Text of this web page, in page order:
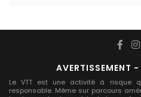
AVERTISSEMENT
Le VTT est une activité à risque
responsable. Même sur parcours